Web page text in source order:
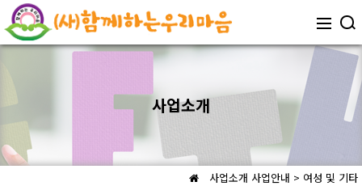
사업소개
사업소개 사업안내 > 여성 및 기타